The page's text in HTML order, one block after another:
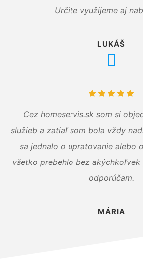
Určite využijeme aj
LUKÁŠ
Cez homeservis.sk som si
služieb a zatiaľ som bola vždy
sa jednalo o upratovanie alebo
všetko prebehlo bez
odporúčam.
MÁRIA